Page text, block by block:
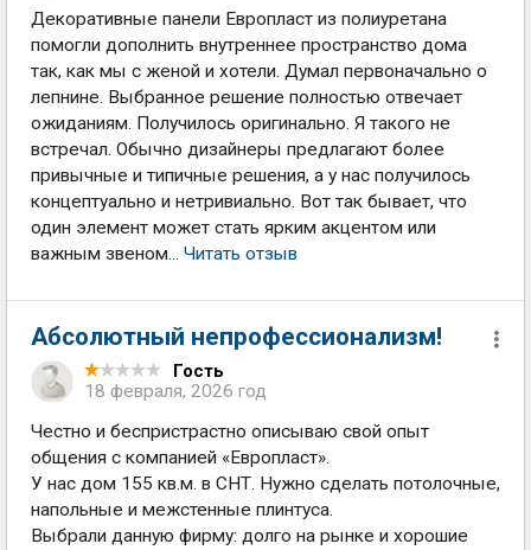
Декоративные панели Европласт из полиуретана
помогли дополнить внутреннее пространство дома
так, как мы с женой и хотели. Думал первоначально о
лепнине. Выбранное решение полностью отвечает
ожиданиям. Получилось оригинально. Я такого не
встречал. Обычно дизайнеры предлагают более
привычные и типичные решения, а у нас получилось
концептуально и нетривиально. Вот так бывает, что
один элемент может стать ярким акцентом или
важным звеном... Читать отзыв
Абсолютный непрофессионализм!
Гость
18 февраля, 2026 год
Честно и беспристрастно описываю свой опыт
общения с компанией «Европласт».
У нас дом 155 кв.м. в СНТ. Нужно сделать потолочные,
напольные и межстенные плинтуса.
Выбрали данную фирму: долго на рынке и хорошие